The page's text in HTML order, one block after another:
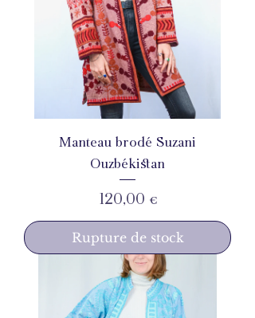
Manteau brodé Suzani
Ouzbékistan
Prix
120,00 €
Rupture de stock